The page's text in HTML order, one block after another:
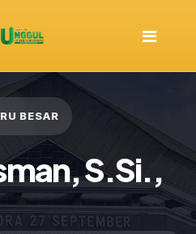
BESAR
S.Si.,